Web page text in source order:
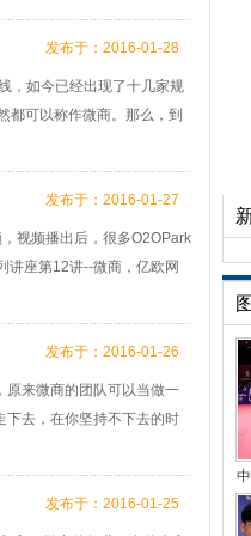
发布于：2016-01-28
，如今已经出现了十几家规
都可以称作微商。那么，到
发布于：2016-01-27
视频播出后，很多O2OPark
讲座第12讲--微商，亿欧网
发布于：2016-01-26
原来微商的团队可以当做一
下去，在你坚持不下去的时
发布于：2016-01-25